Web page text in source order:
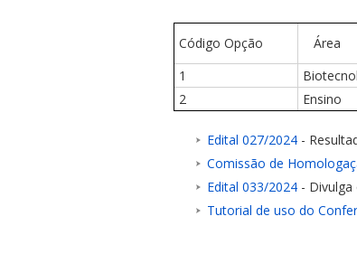
Código Opção Área
1
2
Ensino
Edital 027/2024 -
Comissão de
Edital 033/2024 -
Tutorial de uso do